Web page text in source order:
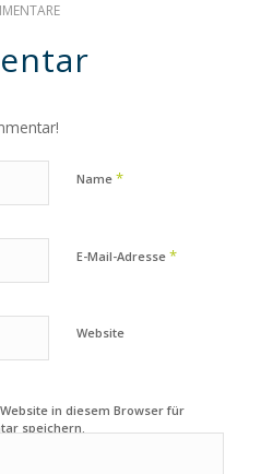
Name *
E-Mail-Adresse *
Website
in diesem Browser für
speichern.